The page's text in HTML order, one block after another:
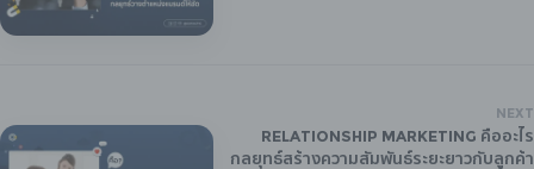
NEXT
Relationship Marketing คืออะไร
กลยุทธ์สร้างความสัมพันธ์ระยะยาวกับลูกค้า